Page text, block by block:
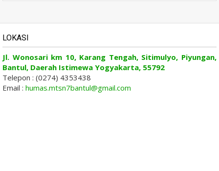
LOKASI
Jl. Wonosari km 10, Karang Tengah, Sitimulyo, Piyungan,
Bantul, Daerah Istimewa Yogyakarta, 55792
Telepon : (0274) 4353438
Email : humas.mtsn7bantul@gmail.com